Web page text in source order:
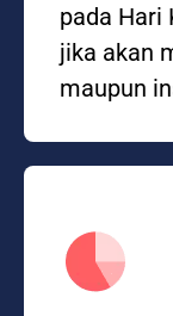
pada Hari
jika akan
maupun